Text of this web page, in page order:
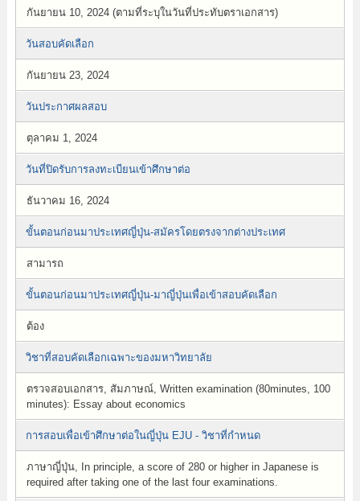
กันยายน 10, 2024 (ตามที่ระบุในวันที่ประทับตราเอกสาร)
วันสอบคัดเลือก
กันยายน 23, 2024
วันประกาศผลสอบ
ตุลาคม 1, 2024
วันที่ปิดรับการลงทะเบียนเข้าศึกษาต่อ
ธันวาคม 16, 2024
ขั้นตอนก่อนมาประเทศญี่ปุ่น-สมัครโดยตรงจากต่างประเทศ
สามารถ
ขั้นตอนก่อนมาประเทศญี่ปุ่น-มาญี่ปุ่นเพื่อเข้าสอบคัดเลือก
ต้อง
วิชาที่สอบคัดเลือกเฉพาะของมหาวิทยาลัย
ตรวจสอบเอกสาร, สัมภาษณ์, Written examination (80minutes, 100
minutes): Essay about economics
การสอบเพื่อเข้าศึกษาต่อในญี่ปุ่น EJU - วิชาที่กำหนด
ภาษาญี่ปุ่น, In principle, a score of 280 or higher in Japanese is
required after taking one of the last four examinations.